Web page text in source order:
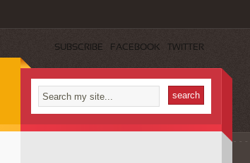
SUBSCRIBE FACEBOOK TWITTER